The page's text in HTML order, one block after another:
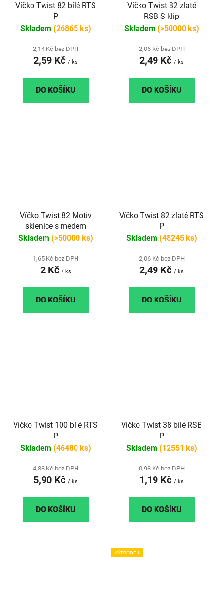
Víčko Twist 82 bílé RTS
P
Skladem (26865 ks)
2,14 Kč bez DPH
2,59 Kč / ks
DO KOŠÍKU
Víčko Twist 82 zlaté
RSB S klip
Skladem (>50000 ks)
2,06 Kč bez DPH
2,49 Kč / ks
DO KOŠÍKU
Víčko Twist 82 Motiv
sklenice s medem
Skladem (>50000 ks)
1,65 Kč bez DPH
2 Kč / ks
DO KOŠÍKU
Víčko Twist 82 zlaté RTS
P
Skladem (48245 ks)
2,06 Kč bez DPH
2,49 Kč / ks
DO KOŠÍKU
Víčko Twist 100 bílé RTS
P
Skladem (46480 ks)
4,88 Kč bez DPH
5,90 Kč / ks
DO KOŠÍKU
Víčko Twist 38 bílé RSB
P
Skladem (12551 ks)
0,98 Kč bez DPH
1,19 Kč / ks
DO KOŠÍKU
VÝPRODEJ